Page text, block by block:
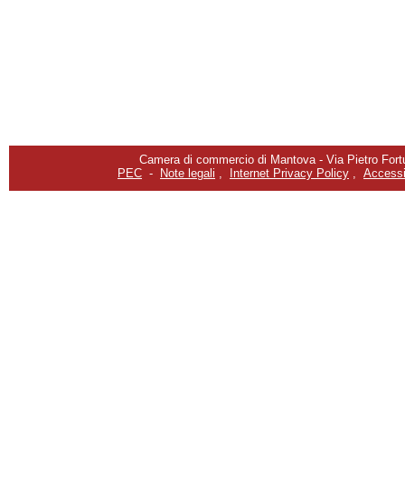
Camera di commercio di Mantova - Via Pietro
PEC - Note legali , Internet Privacy Policy ,